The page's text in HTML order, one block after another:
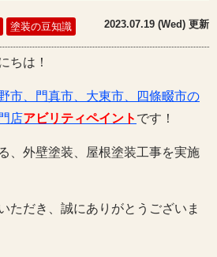
塗装の豆知識 2023.07.19 (Wed) 更新
ちは！
市、門真市、大東市、四條畷市の
店アビリティペイント です！
、外壁塗装、屋根塗装工事を実施
ただき、誠にありがとうございま